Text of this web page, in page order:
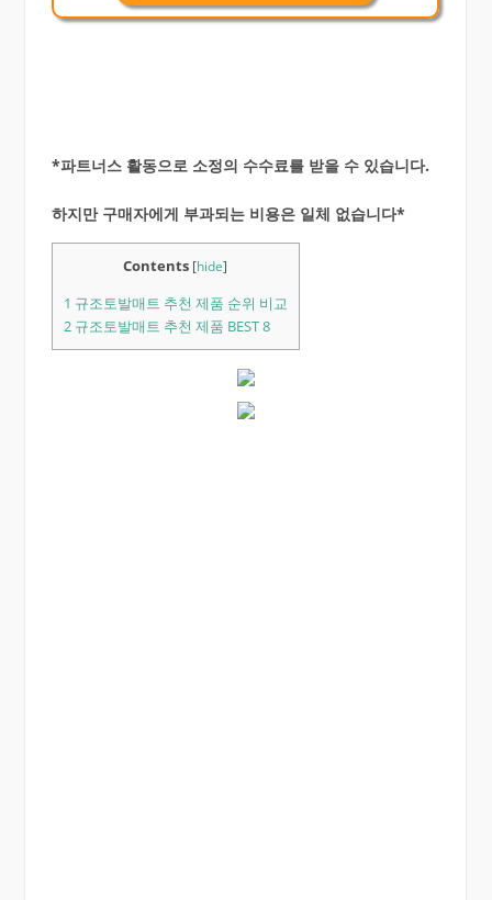
*파트너스 활동으로 소정의 수수료를 받을 수 있습니다.
하지만 구매자에게 부과되는 비용은 일체 없습니다*
Contents [hide]
1 규조토발매트 추천 제품 순위 비교
2규조토발매트 추천 제품 BEST 8